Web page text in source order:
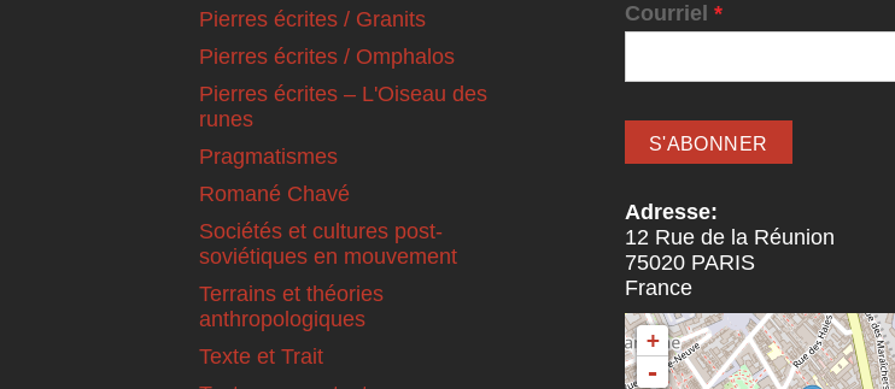
Pierres écrites / Granits
Pierres écrites / Omphalos
Pierres écrites – L'Oiseau des
runes
Pragmatismes
Romané Chavé
Sociétés et cultures post-
soviétiques en mouvement
Terrains et théories
anthropologiques
Texte et Trait
Courriel *
Adresse:
12 Rue de la Réunion
75020 PARIS
France
+
-